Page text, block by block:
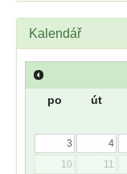
Kalendář
po út
3
4
10
11